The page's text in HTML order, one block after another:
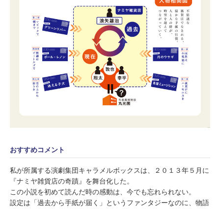
おすすめコメント
私が所属する演劇集団キャラメルボックスは、２０１３年５月に
『ナミヤ雑貨店の奇蹟』を舞台化した。
この小説を初めて読んだ時の感動は、今でも忘れられない。
設定は「過去から手紙が届く」というファンタジーなのに、物語